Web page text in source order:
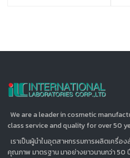
We are a leader in cosmetic
class service and quality for over 50
เราเป็นผู้นำในอุตสาหกรรมการผลิตเครื่อ
คุณภาพ มาตรฐาน มาอย่างยาวนานกว่า 50